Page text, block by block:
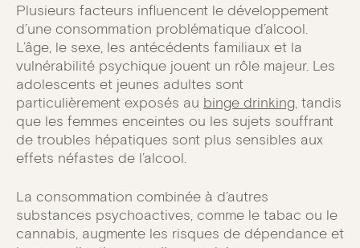
Plusieurs facteurs influencent le développement
d’une consommation problématique d’alcool.
L’âge, le sexe, les antécédents familiaux et la
vulnérabilité psychique jouent un rôle majeur. Les
adolescents et jeunes adultes sont
particulièrement exposés au binge drinking, tandis
que les femmes enceintes ou les sujets souffrant
de troubles hépatiques sont plus sensibles aux
effets néfastes de l’alcool.
La consommation combinée à d’autres
substances psychoactives, comme le tabac ou le
cannabis, augmente les risques de dépendance et